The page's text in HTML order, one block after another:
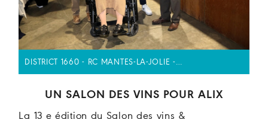
DISTRICT 1660 - RC MANTES-LA-JOLIE -…
UN SALON DES VINS POUR ALIX
La 13 e édition du Salon des vins &